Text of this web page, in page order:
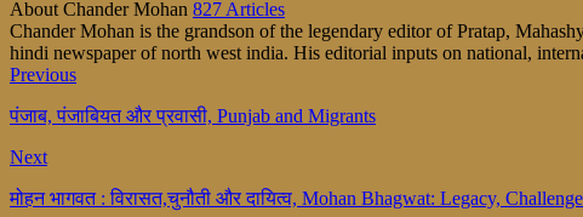
About Chander Mohan 827 Articles
Chander Mohan is the grandson of the legendary editor of Pratap,
hindi newspaper of north west india. His editorial inputs on national,
Previous
पंजाब, पंजाबियत और प्रवासी, Punjab and Migrants
Next
मोहन भागवत : विरासत,चुनौती और दायित्व, Mohan Bhagwat: Legacy,